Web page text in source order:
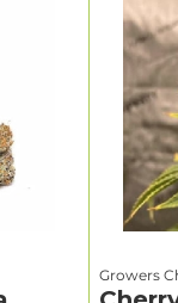
ofrecer un
para
por perfiles de
Growers